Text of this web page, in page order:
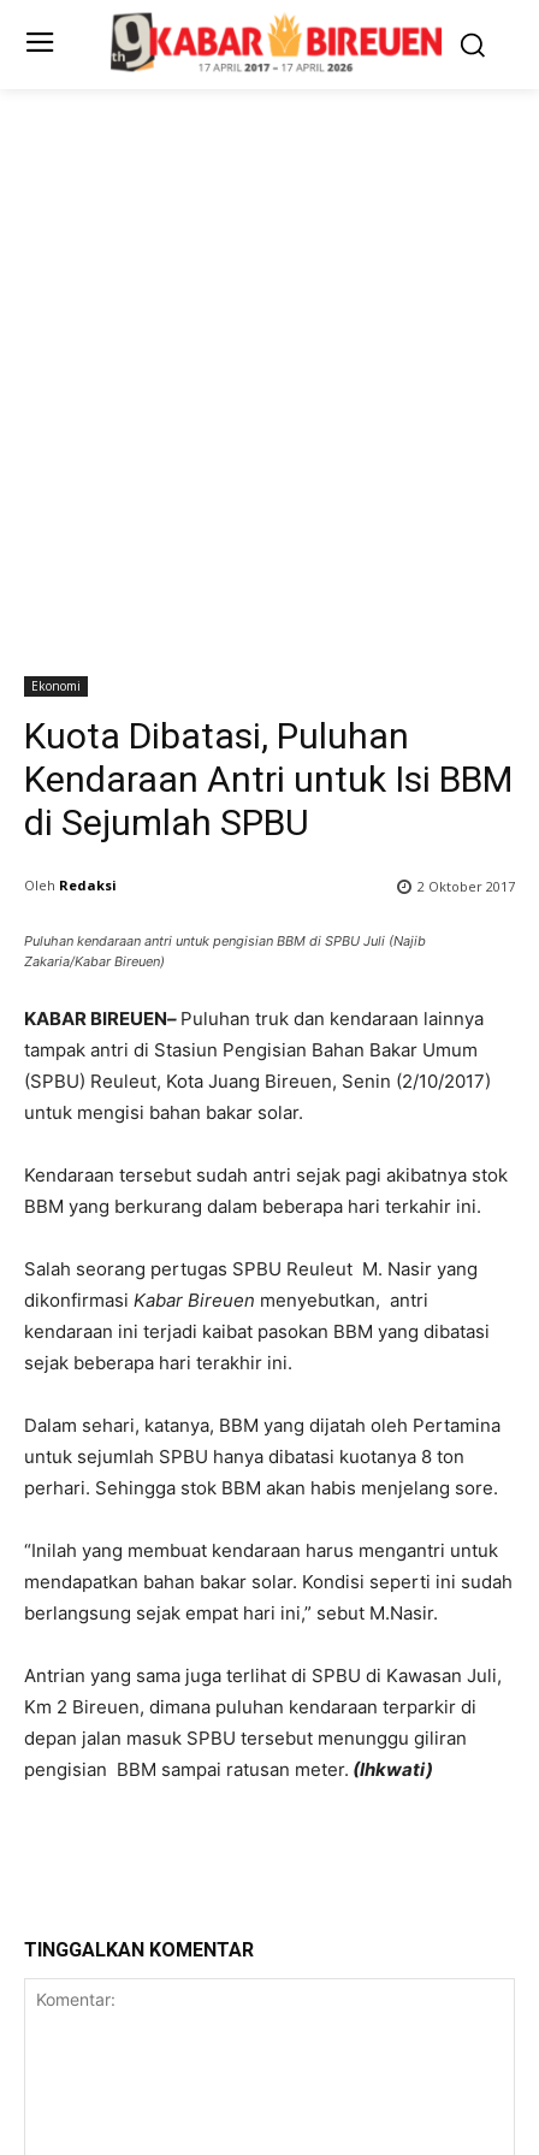
Ekonomi
Kuota Dibatasi, Puluhan
Kendaraan Antri untuk Isi BBM
di Sejumlah SPBU
Oleh Redaksi 2 Oktober 2017
Puluhan kendaraan antri untuk pengisian BBM di SPBU Juli (Najib
Zakaria/Kabar Bireuen)
KABAR BIREUEN– Puluhan truk dan kendaraan lainnya
tampak antri di Stasiun Pengisian Bahan Bakar Umum
(SPBU) Reuleut, Kota Juang Bireuen, Senin (2/10/2017)
untuk mengisi bahan bakar solar.
Kendaraan tersebut sudah antri sejak pagi akibatnya stok
BBM yang berkurang dalam beberapa hari terkahir ini.
Salah seorang pertugas SPBU Reuleut M. Nasir yang
dikonfirmasi Kabar Bireuen menyebutkan, antri
kendaraan ini terjadi kaibat pasokan BBM yang dibatasi
sejak beberapa hari terakhir ini.
Dalam sehari, katanya, BBM yang dijatah oleh Pertamina
untuk sejumlah SPBU hanya dibatasi kuotanya 8 ton
perhari. Sehingga stok BBM akan habis menjelang sore.
“Inilah yang membuat kendaraan harus mengantri untuk
mendapatkan bahan bakar solar. Kondisi seperti ini sudah
berlangsung sejak empat hari ini,” sebut M.Nasir.
Antrian yang sama juga terlihat di SPBU di Kawasan Juli,
Km 2 Bireuen, dimana puluhan kendaraan terparkir di
depan jalan masuk SPBU tersebut menunggu giliran
pengisian BBM sampai ratusan meter. (Ihkwati)
TINGGALKAN KOMENTAR